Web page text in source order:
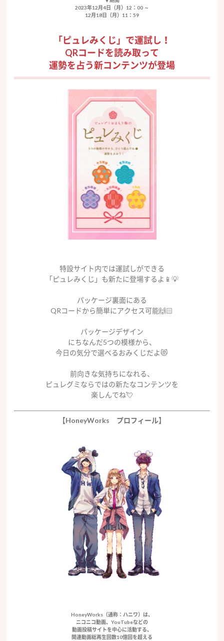
2023年12月4日（月）12：00 ～
12月18日（月）11：59
「ピュレみくじ」で運試し！
QRコードを読み取って
運勢を占う新コンテンツが登場
特設サイト内では運試しができる
「ピュレみくじ」も新たに登場するよ📱💡
パッケージ裏面にある
QRコードから簡単にアクセス可能🙌🏻
パッケージデザイン
にちなんだ5つの模様から、
今日の気分で選べるおみくじだよ😻
前向きな気持ちになれる、
ピュレグミならではの新たなコンテンツを
楽しんでね💘
【HoneyWorks プロフィール】
HoneyWorks（通称：ハニワ）は、
ニコニコ動画、YouTubeなどの
動画投稿サイトを中心に活動する、
関連動画総再生回数10億回を超える